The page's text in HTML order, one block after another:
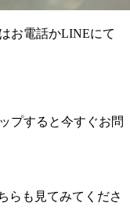
お電話かLINEにて
プすると今すぐお問
らも見てみてくださ